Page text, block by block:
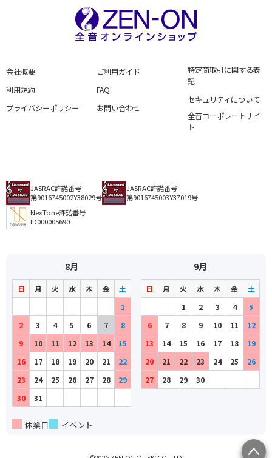
会社概要
利用規約
プライバシーポリシー
ご利用ガイド
FAQ
お問い合わせ
特定商取引に関する表
記
セキュリティについて
全音コーポレートサイ
ト
JASRAC許諾番号
第9016745002Y38029号
JASRAC許諾番号
第9016745003Y37019号
NexTone許諾番号
ID000005690
8月
日 月 火 水 木 金
土
1
2
3 4 5 6 7
8
9
10 11 12 13 14
15
16
17 18 19 20 21
22
23
24 25 26 27 28
29
30
31
9月
日 月 火 水 木 金
土
1
2 3 4
5
6
7 8 9 10 11
12
13
14 15 16 17 18
19
20
21 22 23 24 25
26
27
28 29 30
休業日 イベント